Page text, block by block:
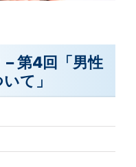
– 第4回「男性
て」